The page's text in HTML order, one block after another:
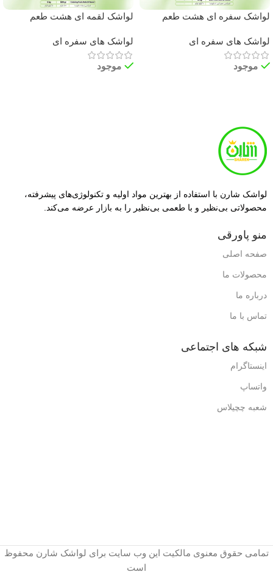
لواشک سفره ای هشت طعم
لواشک های سفره ای
موجود
لواشک لقمه ای هشت طعم
لواشک های سفره ای
موجود
لواشک شارن با استفاده از بهترین مواد اولیه و تکنولوژی‌های پیشرفته،
محصولاتی بی‌نظیر و با طعمی بی‌نظیر را به بازار عرضه می‌کند.
منو پاورقی
صفحه اصلی
محصولات ما
درباره ما
تماس با ما
شبکه های اجتماعی
اینستاگرام
واتساپ
شعبه چچیلاس
تمامی حقوق معنوی مالکیت این وب‌ سایت برای لواشک شارن محفوظ
است